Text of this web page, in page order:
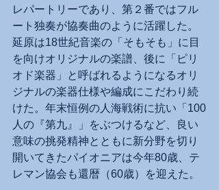
レパートリーであり、第２番ではフル
ート独奏が協奏曲のように活躍した。
延原は18世紀音楽の「そもそも」に目
を向けオリジナルの楽譜、後に「ピリ
オド楽器」と呼ばれるようになるオリ
ジナルの楽器仕様や編成にこだわり続
けた。年末恒例の人海戦術に抗い「100
人の『第九』」をぶつけるなど、良い
意味の挑発精神とともに新分野を切り
開いてきたパイオニアは今年80歳、テ
レマン協会も還暦（60歳）を迎えた。